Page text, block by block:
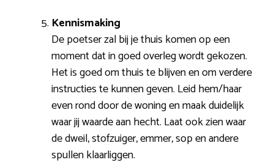
Kennismaking
De poetser zal bij je thuis komen op een
moment dat in goed overleg wordt gekozen.
Het is goed om thuis te blijven en om verdere
instructies te kunnen geven. Leid hem/haar
even rond door de woning en maak duidelijk
waar jij waarde aan hecht. Laat ook zien waar
de dweil, stofzuiger, emmer, sop en andere
spullen klaarliggen.